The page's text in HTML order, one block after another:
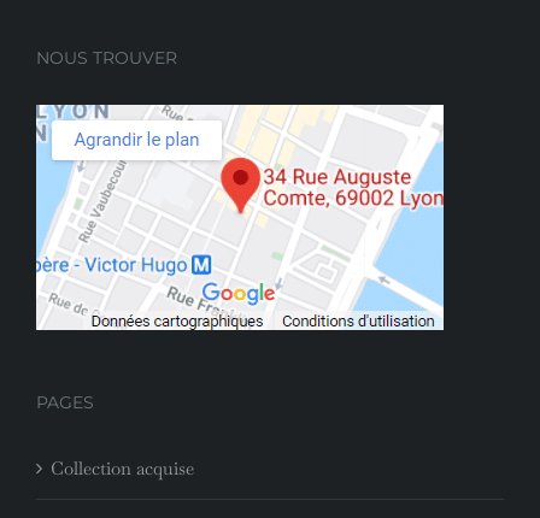
NOUS TROUVER
PAGES
Collection acquise